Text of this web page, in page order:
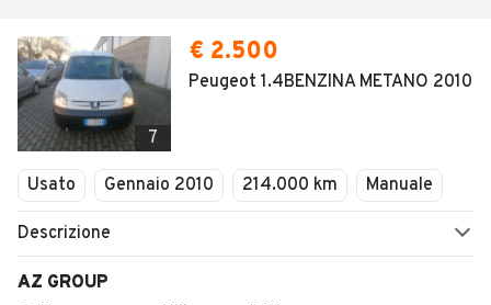
7
€ 2.500
Peugeot 1.4BENZINA METANO 2010
Usato Gennaio 2010 214.000 km Manuale
Descrizione
AZ GROUP